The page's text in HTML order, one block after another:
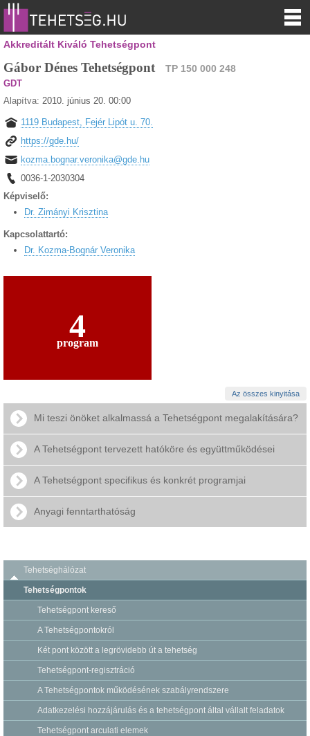
Akkreditált Kiváló Tehetségpont
Gábor Dénes Tehetségpont TP 150 000 248
GDT
Alapítva: 2010. június 20. 00:00
1119 Budapest, Fejér Lipót u. 70.
https://gde.hu/
kozma.bognar.veronika@gde.hu
0036-1-2030304
Képviselő:
Dr. Zimányi Krisztina
Kapcsolattartó:
Dr. Kozma-Bognár Veronika
4
program
Az összes kinyitása
Mi teszi önöket alkalmassá a Tehetségpont megalakítására?
A Tehetségpont tervezett hatóköre és együttműködései
A Tehetségpont specifikus és konkrét programjai
Anyagi fenntarthatóság
Tehetséghálózat
Tehetségpontok
Tehetségpont kereső
A Tehetségpontokról
Két pont között a legrövidebb út a tehetség
Tehetségpont-regisztráció
A Tehetségpontok működésének szabályrendszere
Adatkezelési hozzájárulás és a tehetségpont által vállalt feladatok
Tehetségpont arculati elemek